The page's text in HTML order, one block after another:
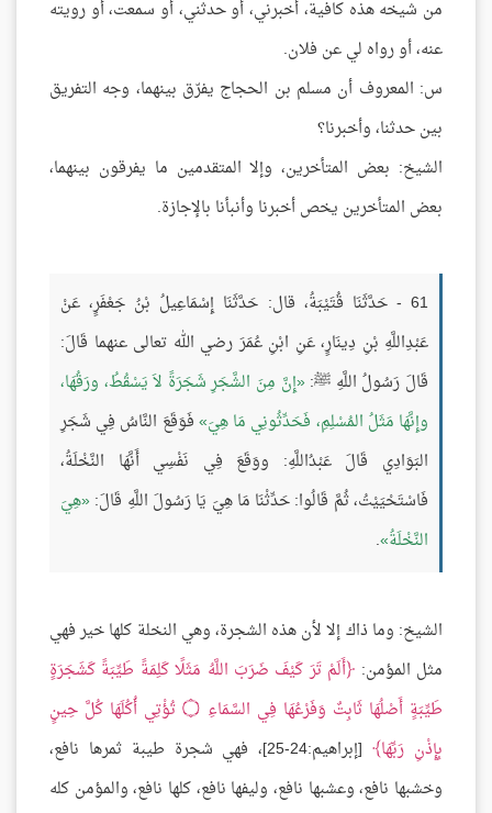
من شيخه هذه كافية، أخبرني، أو حدثني، أو سمعت، أو رويته
عنه، أو رواه لي عن فلان.
س: المعروف أن مسلم بن الحجاج يفرّق بينهما، وجه التفريق
بين حدثنا، وأخبرنا؟
الشيخ: بعض المتأخرين، وإلا المتقدمين ما يفرقون بينهما،
بعض المتأخرين يخص أخبرنا وأنبأنا بالإجازة.
61 - حَدَّثَنَا قُتَيْبَةُ، قال: حَدَّثَنَا إِسْمَاعِيلُ بْنُ جَعْفَرٍ، عَنْ
عَبْدِاللَّهِ بْنِ دِينَارٍ، عَنِ ابْنِ عُمَرَ رضي الله تعالى عنهما قَالَ:
قَالَ رَسُولُ اللَّهِ ﷺ: إِنَّ مِنَ الشَّجَرِ شَجَرَةً لاَ يَسْقُطُ، ورَقُهَا،
وإِنَّهَا مَثَلُ المُسْلِمِ، فَحَدِّثُونِي مَا هِيَ فَوَقَعَ النَّاسُ فِي شَجَرِ
البَوَادِي قَالَ عَبْدُاللَّهِ: ووَقَعَ فِي نَفْسِي أَنَّهَا النَّخْلَةُ،
فَاسْتَحْيَيْتُ، ثُمَّ قَالُوا: حَدِّثْنَا مَا هِيَ يَا رَسُولَ اللَّهِ قَالَ: هِيَ
النَّخْلَةُ .
الشيخ: وما ذاك إلا لأن هذه الشجرة، وهي النخلة كلها خير فهي
مثل المؤمن: أَلَمْ تَرَ كَيْفَ ضَرَبَ اللَّهُ مَثَلًا كَلِمَةً طَيِّبَةً كَشَجَرَةٍ
طَيِّبَةٍ أَصْلُهَا ثَابِتٌ وَفَرْعُهَا فِي السَّمَاءِ ۝ تُؤْتِي أُكُلَهَا كُلَّ حِينٍ
بِإِذْنِ رَبِّهَا
[إبراهيم:24-25]، فهي شجرة طيبة ثمرها نافع،
وخشبها نافع، وعشبها نافع، وليفها نافع، كلها نافع، والمؤمن كله